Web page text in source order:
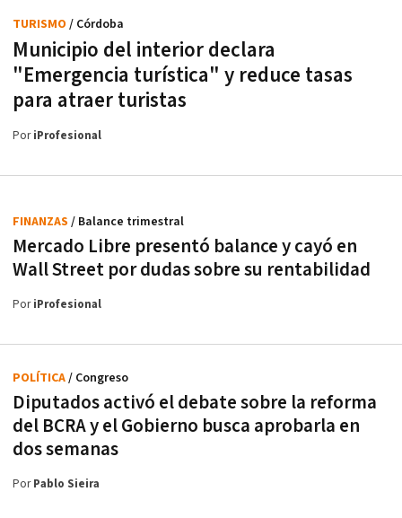
Municipio del interior declara
"Emergencia turística" y reduce tasas
para atraer turistas
TURISMO / Córdoba
PoriProfesional
Mercado Libre presentó balance y cayó en
Wall Street por dudas sobre su rentabilidad
FINANZAS / Balance trimestral
PoriProfesional
Diputados activó el debate sobre la reforma
del BCRA y el Gobierno busca aprobarla en
dos semanas
POLÍTICA/ Congreso
PorPablo Sieira